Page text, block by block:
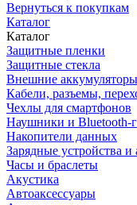
Вернуться к покупкам
Каталог
Каталог
Защитные пленки
Защитные стекла
Внешние аккумуляторы
Кабели, разъемы,
Чехлы для смартфонов
Наушники и Bluetooth-
Накопители данных
Зарядные устройства и
Часы и браслеты
Акустика
Автоаксессуары